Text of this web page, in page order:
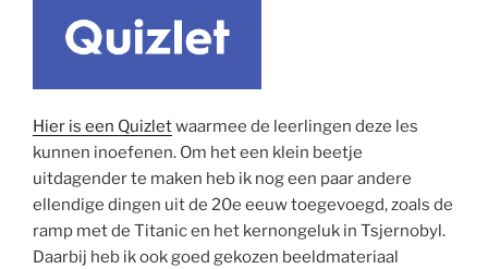
Hier is een Quizletwaarmee de leerlingen deze les
kunnen inoefenen. Om het een klein beetje
uitdagender te maken heb ik nog een paar andere
ellendige dingen uit de 20e eeuw toegevoegd, zoals de
ramp met de Titanic en het kernongeluk in Tsjernobyl.
Daarbij heb ik ook goed gekozen beeldmateriaal